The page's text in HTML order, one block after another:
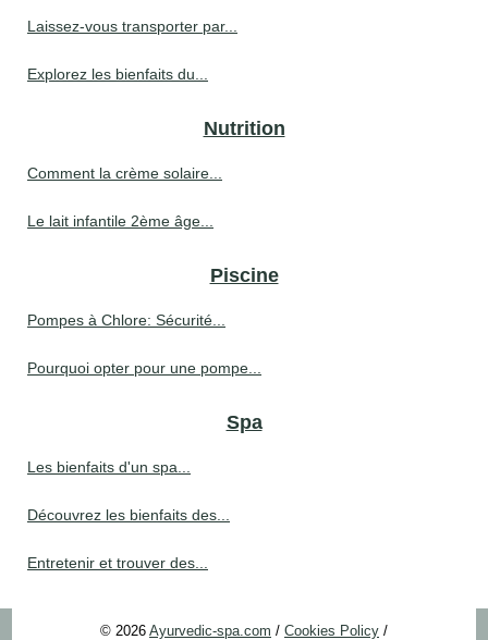
Laissez-vous transporter par...
Explorez les bienfaits du...
Nutrition
Comment la crème solaire...
Le lait infantile 2ème âge...
Piscine
Pompes à Chlore: Sécurité...
Pourquoi opter pour une pompe...
Spa
Les bienfaits d'un spa...
Découvrez les bienfaits des...
Entretenir et trouver des...
© 2026 Ayurvedic-spa.com / Cookies Policy /